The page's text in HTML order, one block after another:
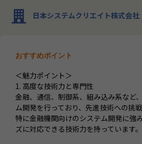
日本システムクリエイト株式会社
おすすめポイント
＜魅力ポイント＞
1. 高度な技術力と専門性
金融、通信、制御系、組み込み系など
ム開発を行っており、先進技術への挑
特に金融機関向けのシステム開発に強
ズに対応できる技術力を持っています。